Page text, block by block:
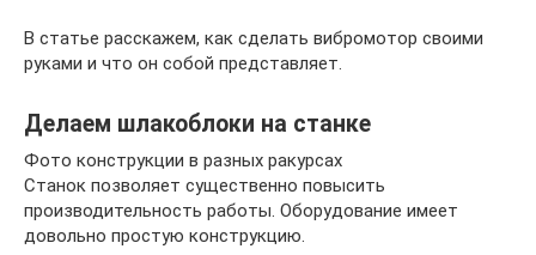
В статье расскажем, как сделать вибромотор своими
руками и что он собой представляет.
Делаем шлакоблоки на станке
Фото конструкции в разных ракурсах
Станок позволяет существенно повысить
производительность работы. Оборудование имеет
довольно простую конструкцию.